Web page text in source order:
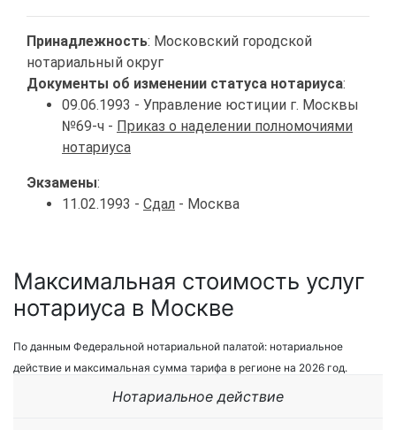
Принадлежность: Московский городской
нотариальный округ
Документы об изменении статуса нотариуса:
09.06.1993 - Управление юстиции г. Москвы
№69-ч - Приказ о наделении полномочиями
нотариуса
Экзамены:
11.02.1993 - Сдал - Москва
Максимальная стоимость услуг
нотариуса в Москве
По данным Федеральной нотариальной палатой: нотариальное
действие и максимальная сумма тарифа в регионе на 2026 год.
Нотариальное действие